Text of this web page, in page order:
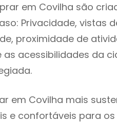
em Covilha são
Privacidade, vistas
proximidade de
acessibilidades da
em Covilha mais
e confortáveis para